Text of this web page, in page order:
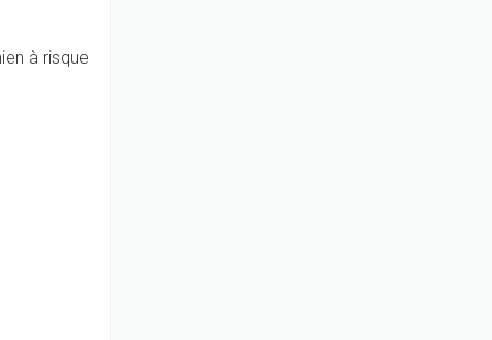
à risque